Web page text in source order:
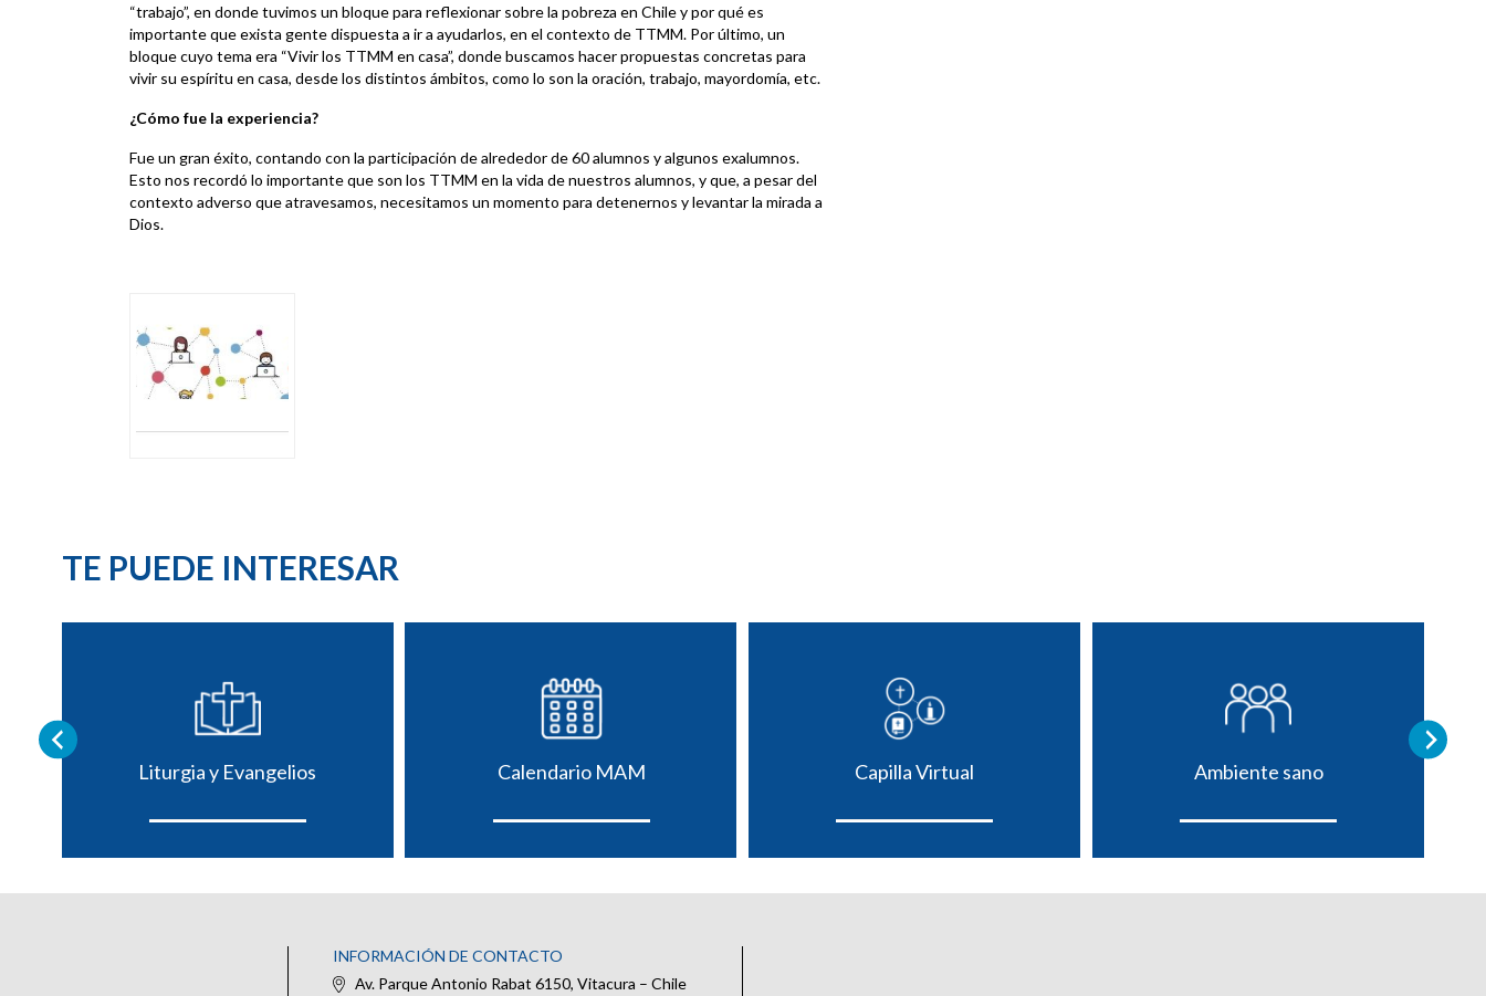
“trabajo”, en donde tuvimos un bloque para reflexionar sobre la pobreza en Chile y por qué es
importante que exista gente dispuesta a ir a ayudarlos, en el contexto de TTMM. Por último, un
bloque cuyo tema era “Vivir los TTMM en casa”, donde buscamos hacer propuestas concretas para
vivir su espíritu en casa, desde los distintos ámbitos, como lo son la oración, trabajo, mayordomía, etc.
¿Cómo fue la experiencia?
Fue un gran éxito, contando con la participación de alrededor de 60 alumnos y algunos exalumnos.
Esto nos recordó lo importante que son los TTMM en la vida de nuestros alumnos, y que, a pesar del
contexto adverso que atravesamos, necesitamos un momento para detenernos y levantar la mirada a
Dios.
TE PUEDE INTERESAR
Liturgia y Evangelios Calendario MAM Capilla Virtual Ambiente sano
INFORMACIÓN DE CONTACTO
Av. Parque Antonio Rabat 6150, Vitacura – Chile